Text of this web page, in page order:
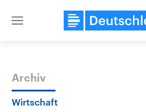
Close
Themen
Archiv
Wirtschaft